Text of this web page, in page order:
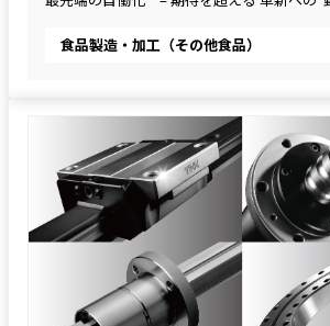
食品製造・加工（その他食品）